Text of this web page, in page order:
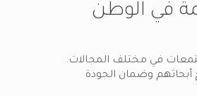
في الوطن
في مختلف المجالات.
أبحاثهم وضمان الجودة